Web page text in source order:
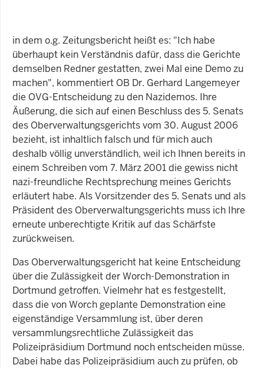
in dem o.g. Zeitungsbericht heißt es: "Ich habe
überhaupt kein Verständnis dafür, dass die Gerichte
demselben Redner gestatten, zwei Mal eine Demo zu
machen", kommentiert OB Dr. Gerhard Langemeyer
die OVG-Entscheidung zu den Nazidemos. Ihre
Äußerung, die sich auf einen Beschluss des 5. Senats
des Oberverwaltungsgerichts vom 30. August 2006
bezieht, ist inhaltlich falsch und für mich auch
deshalb völlig unverständlich, weil ich Ihnen bereits in
einem Schreiben vom 7. März 2001 die gewiss nicht
nazi-freundliche Rechtsprechung meines Gerichts
erläutert habe. Als Vorsitzender des 5. Senats und als
Präsident des Oberverwaltungsgerichts muss ich Ihre
erneute unberechtigte Kritik auf das Schärfste
zurückweisen.
Das Oberverwaltungsgericht hat keine Entscheidung
über die Zulässigkeit der Worch-Demonstration in
Dortmund getroffen. Vielmehr hat es festgestellt,
dass die von Worch geplante Demonstration eine
eigenständige Versammlung ist, über deren
versammlungsrechtliche Zulässigkeit das
Polizeipräsidium Dortmund noch entscheiden müsse.
Dabei habe das Polizeipräsidium auch zu prüfen, ob